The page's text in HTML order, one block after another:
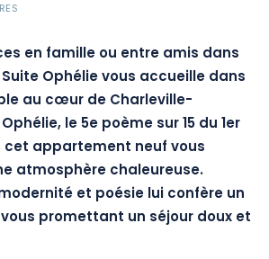
en famille ou entre amis dans
Ophélie vous accueille dans
au cœur de Charleville-
le 5e poème sur 15 du 1er
cet appartement neuf vous
atmosphère chaleureuse.
et poésie lui confère un
promettant un séjour doux et